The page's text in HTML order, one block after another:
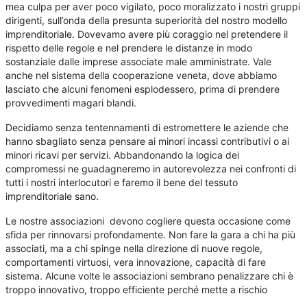
mea culpa per aver poco vigilato, poco moralizzato i nostri gruppi
dirigenti, sull’onda della presunta superiorità del nostro modello
imprenditoriale. Dovevamo avere più coraggio nel pretendere il
rispetto delle regole e nel prendere le distanze in modo
sostanziale dalle imprese associate male amministrate. Vale
anche nel sistema della cooperazione veneta, dove abbiamo
lasciato che alcuni fenomeni esplodessero, prima di prendere
provvedimenti magari blandi.
Decidiamo senza tentennamenti di estromettere le aziende che
hanno sbagliato senza pensare ai minori incassi contributivi o ai
minori ricavi per servizi. Abbandonando la logica dei
compromessi ne guadagneremo in autorevolezza nei confronti di
tutti i nostri interlocutori e faremo il bene del tessuto
imprenditoriale sano.
Le nostre associazioni devono cogliere questa occasione come
sfida per rinnovarsi profondamente. Non fare la gara a chi ha più
associati, ma a chi spinge nella direzione di nuove regole,
comportamenti virtuosi, vera innovazione, capacità di fare
sistema. Alcune volte le associazioni sembrano penalizzare chi è
troppo innovativo, troppo efficiente perché mette a rischio